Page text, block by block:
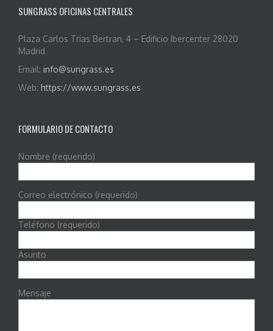
SUNGRASS OFICINAS CENTRALES
Plaza Carlos Trias Bertran, 4 – Edificio Ibercenter 28020
Madrid
Email: info@sungrass.es
Web: https://www.sungrass.es
FORMULARIO DE CONTACTO
Nombre (requerido)
Correo electrónico (requerido)
Teléfono (requerido)
Asunto
Mensaje